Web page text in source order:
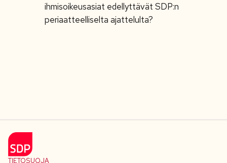
ihmisoikeusasiat edellyttävät SDP:n
periaatteelliselta ajattelulta?
TIETOSUOJA